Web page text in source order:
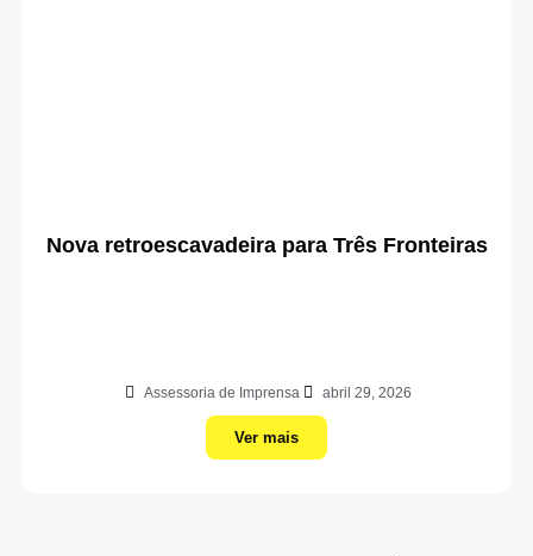
Nova retroescavadeira para Três Fronteiras
Assessoria de Imprensa abril 29, 2026
Ver mais